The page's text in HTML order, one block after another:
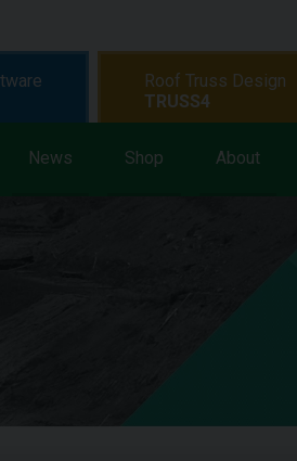
News Shop About
Roof Truss Design
TRUSS4